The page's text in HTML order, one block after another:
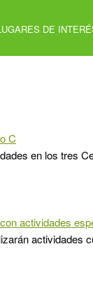
DE
C
en los tres
actividades
actividades